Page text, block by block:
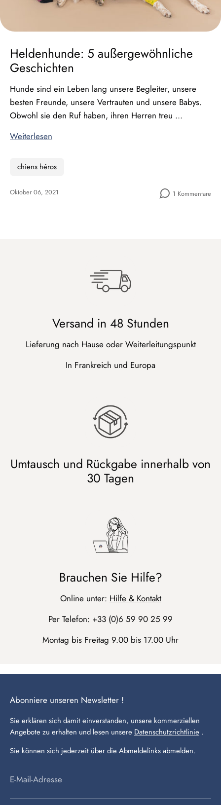
Heldenhunde: 5 außergewöhnliche
Geschichten
Hunde sind ein Leben lang unsere Begleiter, unsere
besten Freunde, unsere Vertrauten und unsere Babys.
Obwohl sie den Ruf haben, ihren Herren treu ...
Weiterlesen
chiens héros
Oktober 06, 2021 1 Kommentare
Versand in 48 Stunden
Lieferung nach Hause oder Weiterleitungspunkt
In Frankreich und Europa
Umtausch und Rückgabe innerhalb von
30 Tagen
Brauchen Sie Hilfe?
Online unter: Hilfe & Kontakt
Per Telefon: +33 (0)6 59 90 25 99
Montag bis Freitag 9.00 bis 17.00 Uhr
Abonniere unseren Newsletter !
Sie erklären sich damit einverstanden, unsere kommerziellen
Angebote zu erhalten und lesen unsere Datenschutzrichtlinie .
Sie können sich jederzeit über die Abmeldelinks abmelden.
E-Mail-Adresse